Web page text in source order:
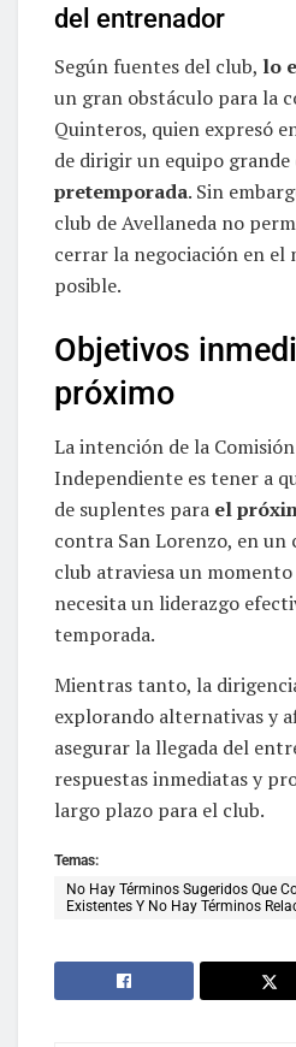
del entrenador
Según fuentes del club, lo
un gran obstáculo para la
Quinteros, quien expresó
de dirigir un equipo grande
pretemporada. Sin
club de Avellaneda no
cerrar la negociación en el
posible.
Objetivos
próximo
La intención de la
Independiente es tener a
de suplentes para el
contra San Lorenzo, en
club atraviesa un
necesita un liderazgo
temporada.
Mientras tanto, la
explorando alternativas y
asegurar la llegada del
respuestas inmediatas y
largo plazo para el club.
Temas:
No Hay Términos Sugeridos Que
Existentes Y No Hay Términos